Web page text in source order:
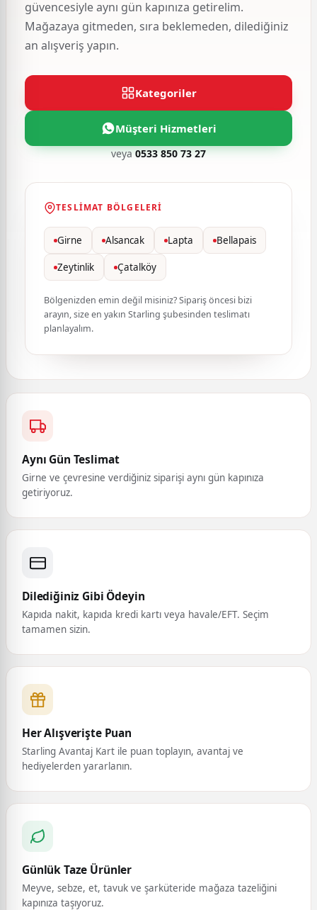
güvencesiyle aynı gün kapınıza getirelim.
Mağazaya gitmeden, sıra beklemeden, dilediğiniz
an alışveriş yapın.
Kategoriler
Müşteri Hizmetleri
veya0533 850 73 27
TESLIMAT BÖLGELERI
Girne Alsancak Lapta Bellapais
Zeytinlik Çatalköy
Bölgenizden emin değil misiniz? Sipariş öncesi bizi
arayın, size en yakın Starling şubesinden teslimatı
planlayalım.
Aynı Gün Teslimat
Girne ve çevresine verdiğiniz siparişi aynı gün kapınıza
getiriyoruz.
Dilediğiniz Gibi Ödeyin
Kapıda nakit, kapıda kredi kartı veya havale/EFT. Seçim
tamamen sizin.
Her Alışverişte Puan
Starling Avantaj Kart ile puan toplayın, avantaj ve
hediyelerden yararlanın.
Günlük Taze Ürünler
Meyve, sebze, et, tavuk ve şarküteride mağaza tazeliğini
kapınıza taşıyoruz.